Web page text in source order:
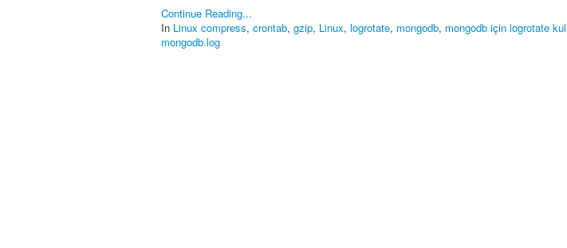
Continue Reading...
In Linux compress, crontab, gzip, Linux, logrotate, mongodb, mongodb için logrotate
mongodb.log